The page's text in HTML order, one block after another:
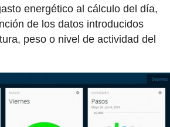
energético al cálculo del día,
de los datos introducidos
peso o nivel de actividad del